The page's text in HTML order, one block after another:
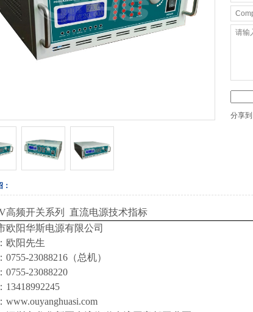
分享
高频开关系列
直流电源技术指标
市欧阳华斯电源有限公司
欧阳先生
0755-23088216（总机）
0755-23088220
13418992245
www.ouyanghuasi.com